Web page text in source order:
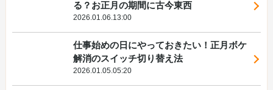
る？お正月の期間に古今東西
2026.01.06.13:00
仕事始めの日にやっておきたい！正月ボケ
解消のスイッチ切り替え法
2026.01.05.05:20